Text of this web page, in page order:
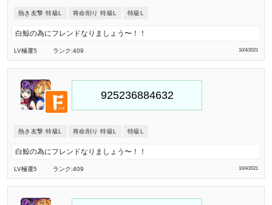
熱き友撃 特級L 将命削り 特級L 特級L
白鯨の為にフレンドなりましょう〜！！
LV極運5 ランク:409 10/4/2021
熱き友撃 特級L 将命削り 特級L 特級L
白鯨の為にフレンドなりましょう〜！！
LV極運5 ランク:409 10/4/2021